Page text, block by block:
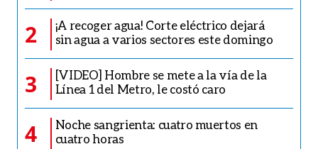
2
¡A recoger agua! Corte eléctrico dejará
sin agua a varios sectores este domingo
3
[VIDEO] Hombre se mete a la vía de la
Línea 1 del Metro, le costó caro
4
Noche sangrienta: cuatro muertos en
cuatro horas